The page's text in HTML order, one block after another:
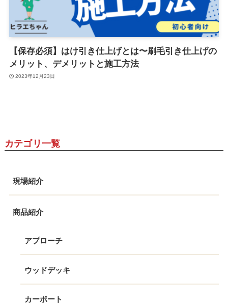
【保存必須】はけ引き仕上げとは〜刷毛引き仕上げの
メリット、デメリットと施工方法
2023年12月23日
カテゴリ一覧
現場紹介
商品紹介
アプローチ
ウッドデッキ
カーポート